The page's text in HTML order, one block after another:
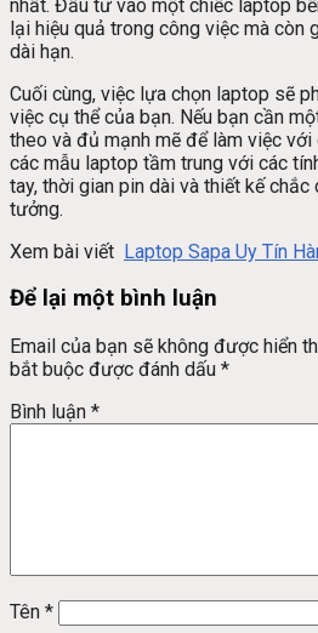
nhất. Đầu tư vào một chiếc laptop
lại hiệu quả trong công việc mà còn
dài hạn.
Cuối cùng, việc lựa chọn laptop sẽ
việc cụ thể của bạn. Nếu bạn cần
theo và đủ mạnh mẽ để làm việc
các mẫu laptop tầm trung với các
tay, thời gian pin dài và thiết kế
tưởng.
Xem bài viết Laptop Sapa Uy Tín
Để lại một bình luận
Email của bạn sẽ không được hiển
bắt buộc được đánh dấu *
Bình luận *
Tên *